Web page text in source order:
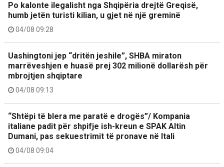
Po kalonte ilegalisht nga Shqipëria drejtë Greqisë,
humb jetën turisti kilian, u gjet në një greminë
04/08 09:28
Uashingtoni jep “dritën jeshile”, SHBA miraton
marrëveshjen e huasë prej 302 milionë dollarësh për
mbrojtjen shqiptare
04/08 09:13
“Shtëpi të blera me paratë e drogës”/ Kompania
italiane padit për shpifje ish-kreun e SPAK Altin
Dumani, pas sekuestrimit të pronave në Itali
04/08 09:04